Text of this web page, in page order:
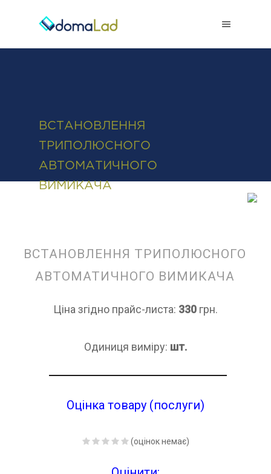
ВСТАНОВЛЕННЯ
ТРИПОЛЮСНОГО
АВТОМАТИЧНОГО
ВИМИКАЧА
ВСТАНОВЛЕННЯ ТРИПОЛЮСНОГО
АВТОМАТИЧНОГО ВИМИКАЧА
Ціна згідно прайс-листа: 330 грн.
Одиниця виміру: шт.
Оцінка товару (послуги)
(оцінок немає)